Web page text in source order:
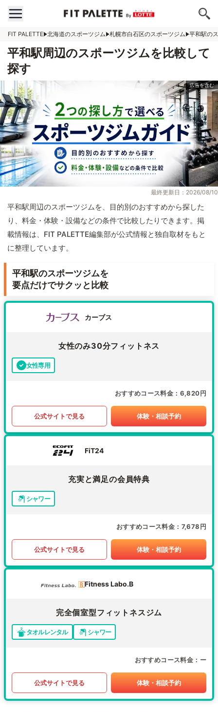
FIT PALETTE 北海道のスポーツジム 札幌市白石区のスポーツジム 平和駅の
平和駅周辺のスポーツジムを比較して
探す
最終更新日：2026/08/10
平和駅周辺のスポーツジムを、目的別のおすすめから探した
り、料金・体験・設備などの条件で比較したりできます。掲
載情報は、FIT PALETTE編集部が公式情報と独自取材をもと
に整理しています。
平和駅のスポーツジムを
要点だけでサクッと比較
カーブス
女性のみ30分フィットネス
女性専用
おすすめコース料金 6,820円
公式サイトで見る 体験・相談予約
FiT24
充実と満足の会員特典
シャワー
おすすめコース料金 7,678円
公式サイトで見る 体験・相談予約
Fitness Labo.B
完全個室型フィットネスジム
タオルレンタル シャワー
おすすめコース料金 ー
公式サイトで見る 体験・相談予約